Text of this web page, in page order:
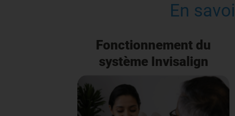
En
Fonctionnement du
système Invisalign